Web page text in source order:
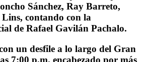
Sánchez, Ray Barreto,
contando con la
de Rafael Gavilán Pachalo.
un desfile a lo largo del Gran
7:00 p.m. encabezado por más